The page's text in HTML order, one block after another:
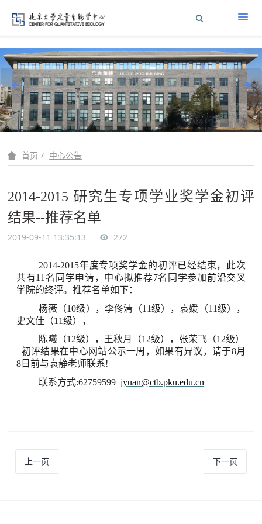
首页 中心公告
2014-2015 研究生专项学业奖学金初评
结果--推荐名单
2019-09-11 13:35:13 272
2014-2015年度专项奖学金的初评已经结束，此次
共有11名同学申请，中心拟推荐7名同学参加前沿交叉
学院的终评。推荐名单如下：
杨薇（10级），李佟清（11级），袁媛（11级），
史文佳（11级），
陈曦（12级），王秋月（12级），张荣飞（12级）
初评结果在中心网站公示一周，如果有异议，请于8月
8日前与袁静老师联系!
联系方式:62759599jyuan@ctb.pku.edu.cn
上一页 下一页